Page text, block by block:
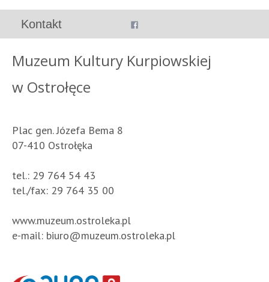
Kontakt
Muzeum Kultury Kurpiowskiej
w Ostrołęce
Plac gen. Józefa Bema 8
07-410 Ostrołęka
tel.: 29 764 54 43
tel./fax: 29 764 35 00
www.muzeum.ostroleka.pl
e-mail: biuro@muzeum.ostroleka.pl